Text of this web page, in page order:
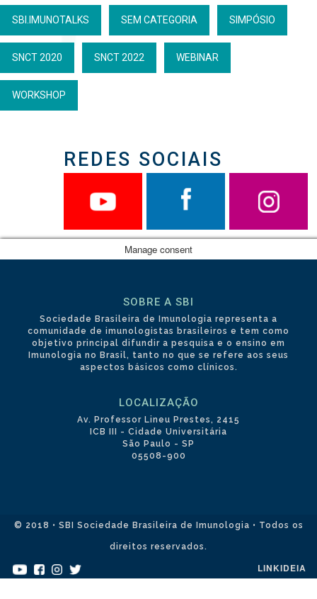
SBI.IMUNOTALKS SEM CATEGORIA SIMPÓSIO
SNCT 2020 SNCT 2022 WEBINAR
WORKSHOP
REDES SOCIAIS
SOBRE A SBI
Sociedade Brasileira de Imunologia representa a
comunidade de imunologistas brasileiros e tem como
objetivo principal difundir a pesquisa e o ensino em
Imunologia no Brasil, tanto no que se refere aos seus
aspectos básicos como clínicos.
LOCALIZAÇÃO
Av. Professor Lineu Prestes, 2415
ICB III - Cidade Universitária
São Paulo - SP
05508-900
© 2018 • SBI Sociedade Brasileira de Imunologia • Todos os
direitos reservados.
LINKIDEIA
Manage consent